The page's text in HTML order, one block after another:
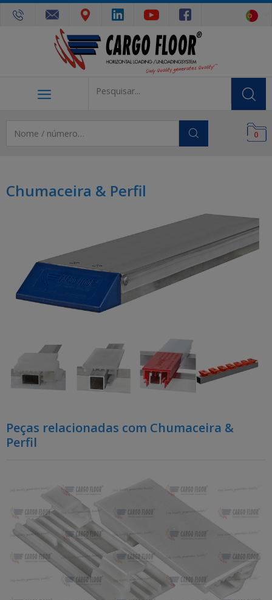
0
Chumaceira & Perfil
Peças relacionadas com Chumaceira &
Perfil